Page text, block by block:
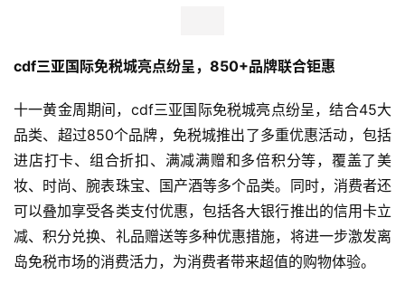
cdf三亚国际免税城亮点纷呈 ，850+品牌联合钜惠
十一黄金周期间，cdf三亚国际免税城亮点纷呈，结合45大
品类、超过850个品牌，免税城推出了多重优惠活动，包括
进店打卡、组合折扣、满减满赠和多倍积分等，覆盖了美
妆、时尚、腕表珠宝、国产酒等多个品类。同时，消费者还
可以叠加享受各类支付优惠，包括各大银行推出的信用卡立
减、积分兑换、礼品赠送等多种优惠措施，将进一步激发离
岛免税市场的消费活力，为消费者带来超值的购物体验。